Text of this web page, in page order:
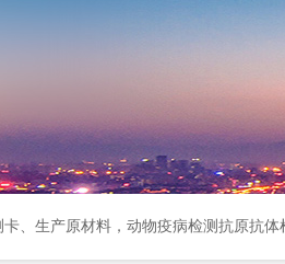
、生产原材料，动物疫病检测抗原抗体